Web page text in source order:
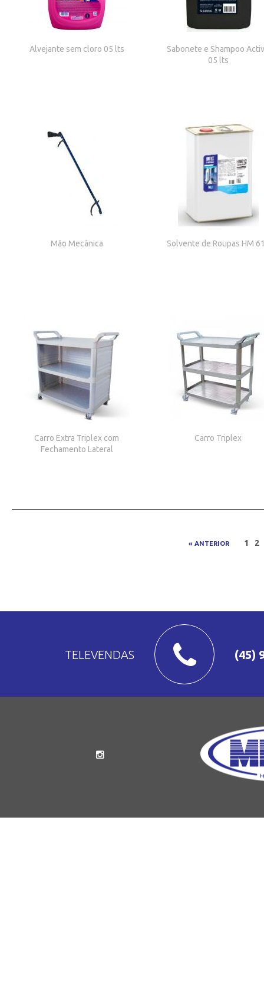
Alvejante sem cloro 05 lts
Sabonete e Shampoo
05 lts
Mão Mecânica Solvente de Roupas HM
Carro Extra Triplex com
Fechamento Lateral
Carro Triplex
« ANTERIOR 1 2
TELEVENDAS (45)